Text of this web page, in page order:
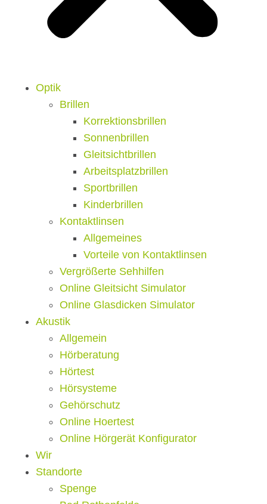
Optik
Brillen
Korrektionsbrillen
Sonnenbrillen
Gleitsichtbrillen
Arbeitsplatzbrillen
Sportbrillen
Kinderbrillen
Kontaktlinsen
Allgemeines
Vorteile von Kontaktlinsen
Vergrößerte Sehhilfen
Online Gleitsicht Simulator
Online Glasdicken Simulator
Akustik
Allgemein
Hörberatung
Hörtest
Hörsysteme
Gehörschutz
Online Hoertest
Online Hörgerät Konfigurator
Wir
Standorte
Spenge